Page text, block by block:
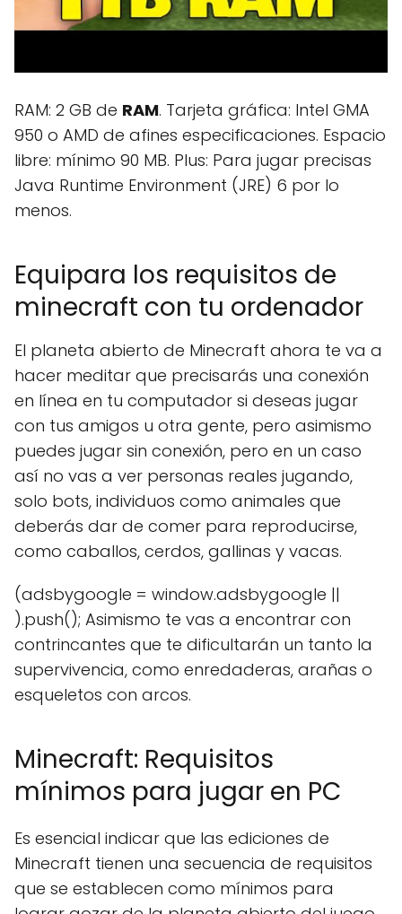
RAM: 2 GB de RAM. Tarjeta gráfica: Intel GMA
950 o AMD de afines especificaciones. Espacio
libre: mínimo 90 MB. Plus: Para jugar precisas
Java Runtime Environment (JRE) 6 por lo
menos.
Equipara los requisitos de
minecraft con tu ordenador
El planeta abierto de Minecraft ahora te va a
hacer meditar que precisarás una conexión
en línea en tu computador si deseas jugar
con tus amigos u otra gente, pero asimismo
puedes jugar sin conexión, pero en un caso
así no vas a ver personas reales jugando,
solo bots, individuos como animales que
deberás dar de comer para reproducirse,
como caballos, cerdos, gallinas y vacas.
(adsbygoogle = window.adsbygoogle ||
).push(); Asimismo te vas a encontrar con
contrincantes que te dificultarán un tanto la
supervivencia, como enredaderas, arañas o
esqueletos con arcos.
Minecraft: Requisitos
mínimos para jugar en PC
Es esencial indicar que las ediciones de
Minecraft tienen una secuencia de requisitos
que se establecen como mínimos para